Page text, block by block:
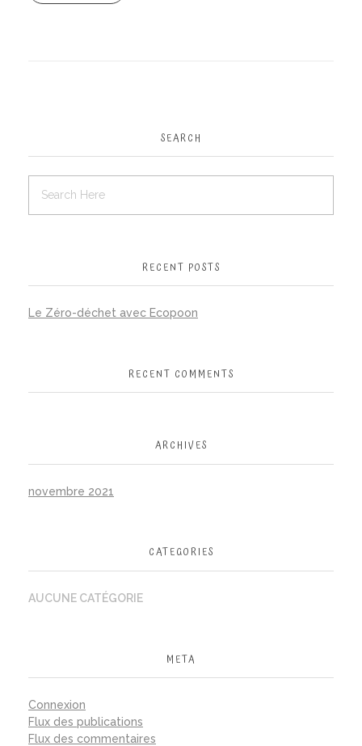
SEARCH
RECENT POSTS
Le Zéro-déchet avec Ecopoon
RECENT COMMENTS
ARCHIVES
novembre 2021
CATEGORIES
AUCUNE CATÉGORIE
META
Connexion
Flux des publications
Flux des commentaires